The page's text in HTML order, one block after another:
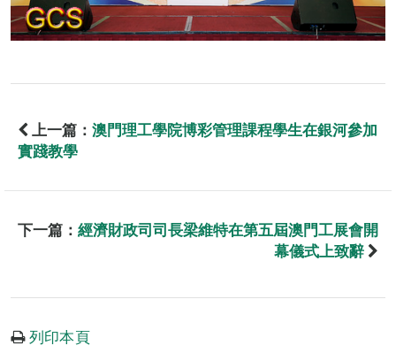
上一篇： 澳門理工學院博彩管理課程學生在銀河參加
實踐教學
下一篇： 經濟財政司司長梁維特在第五屆澳門工展會開
幕儀式上致辭
列印本頁